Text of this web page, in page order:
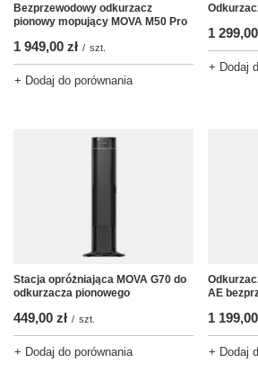
Bezprzewodowy odkurzacz
pionowy mopujący MOVA M50 Pro
1 949,00 zł / szt.
+ Dodaj do porównania
1
+ Dodaj
Stacja opróżniająca MOVA G70 do
odkurzacza pionowego
449,00 zł / szt.
+ Dodaj do porównania
AE
1
+ Dodaj